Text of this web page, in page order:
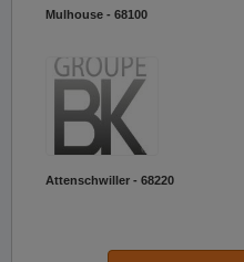
Mulhouse - 68100
Attenschwiller - 68220